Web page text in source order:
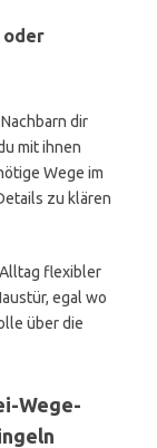
oder
dir
mit ihnen
Wege im
zu klären
flexibler
egal wo
über die
Wege-